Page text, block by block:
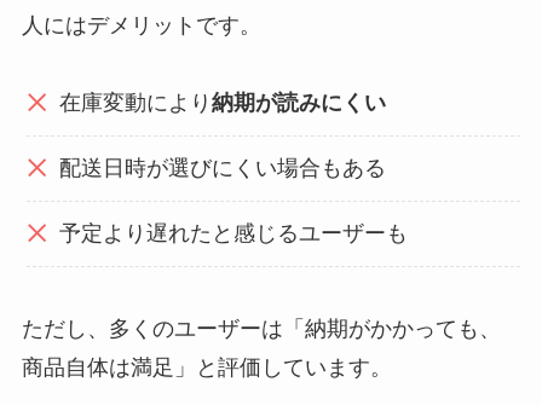
人にはデメリットです。
在庫変動により納期が読みにくい
配送日時が選びにくい場合もある
予定より遅れたと感じるユーザーも
ただし、多くのユーザーは「納期がかかっても、
商品自体は満足」と評価しています。